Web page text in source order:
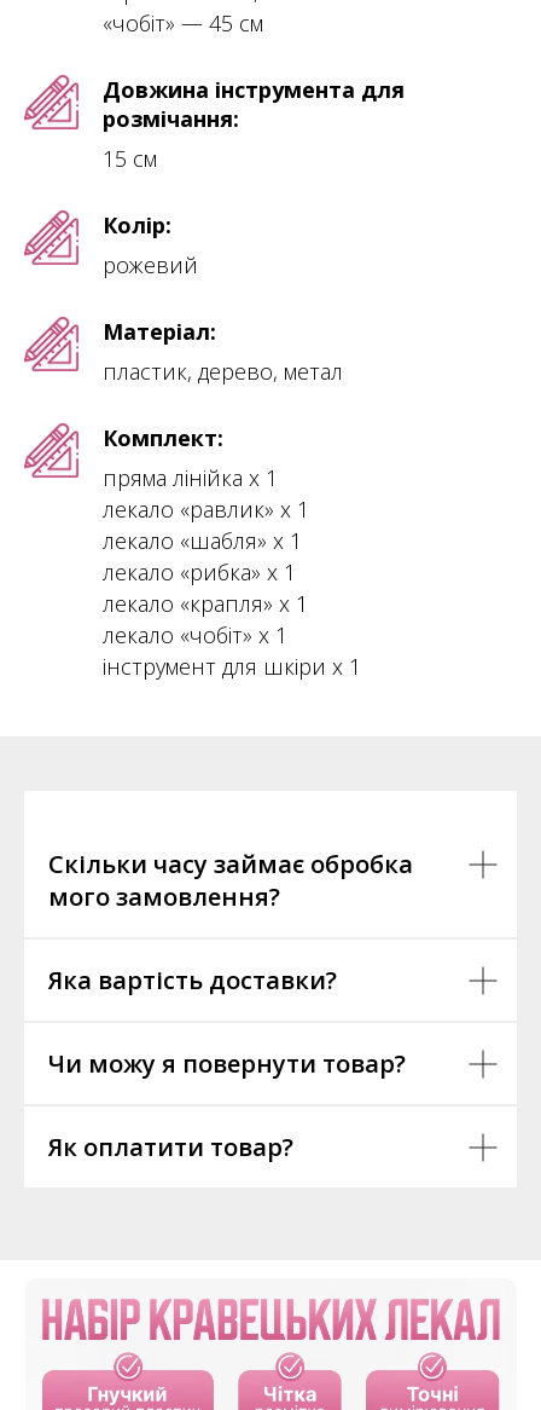
«чобіт» — 45 см
Довжина інструмента для
розмічання:
15 см
Колір:
рожевий
Матеріал:
пластик, дерево, метал
Комплект:
пряма лінійка х 1
лекало «равлик» х 1
лекало «шабля» х 1
лекало «рибка» х 1
лекало «крапля» х 1
лекало «чобіт» х 1
інструмент для шкіри х 1
Скільки часу займає обробка
мого замовлення?
Яка вартість доставки?
Чи можу я повернути товар?
Як оплатити товар?